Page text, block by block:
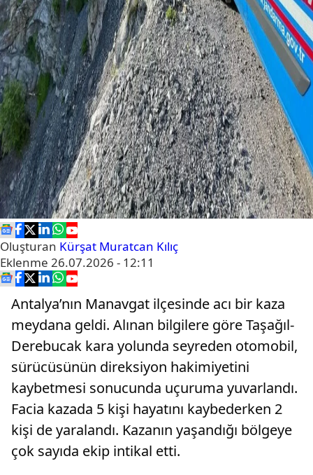
Oluşturan Kürşat Muratcan Kılıç
Eklenme 26.07.2026 - 12:11
Antalya’nın Manavgat ilçesinde acı bir kaza
meydana geldi. Alınan bilgilere göre Taşağıl-
Derebucak kara yolunda seyreden otomobil,
sürücüsünün direksiyon hakimiyetini
kaybetmesi sonucunda uçuruma yuvarlandı.
Facia kazada 5 kişi hayatını kaybederken 2
kişi de yaralandı. Kazanın yaşandığı bölgeye
çok sayıda ekip intikal etti.